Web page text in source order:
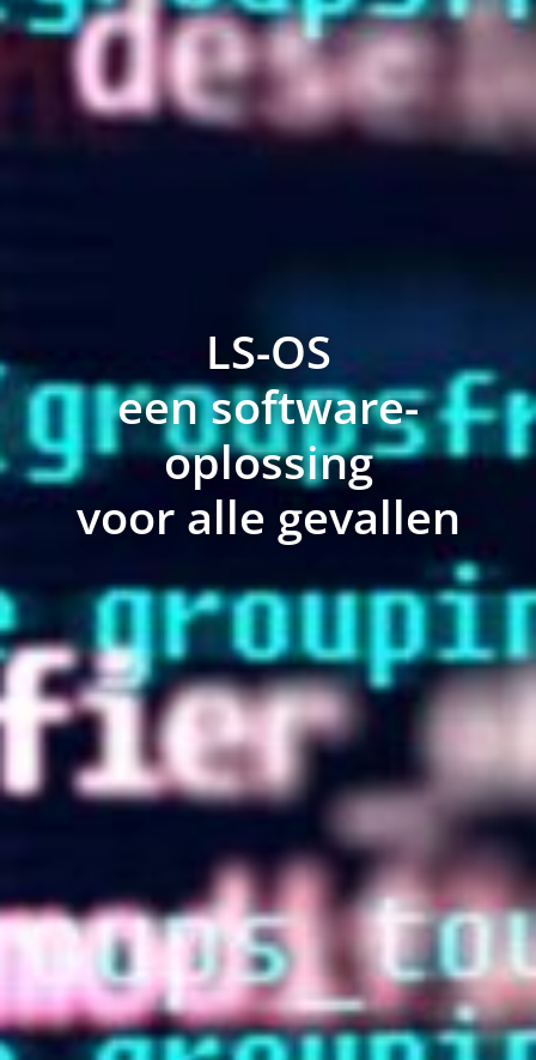
LS-OS
een software-
oplossing
voor alle gevallen